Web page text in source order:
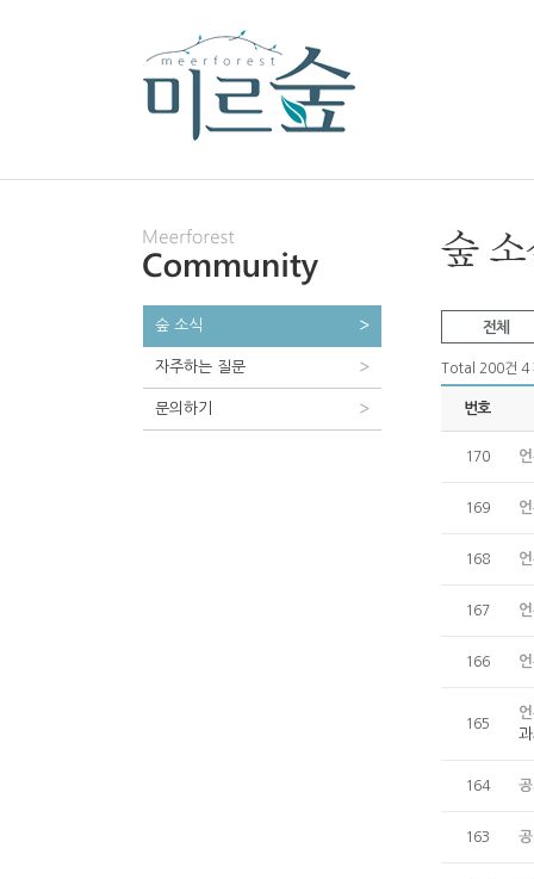
숲 소식
자주하는 질문
문의하기
전체
Total 200건 4
번호
170
169
168
167
166
165
164
163